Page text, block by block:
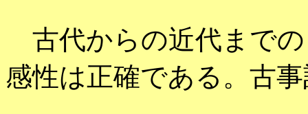
古代からの近代まで
感性は正確である。古